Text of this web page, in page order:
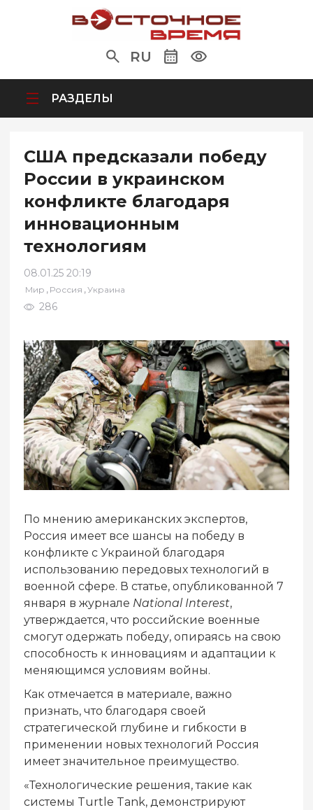
RU
РАЗДЕЛЫ
США предсказали победу
России в украинском
конфликте благодаря
инновационным
технологиям
08.01.25 20:19
Мир , Россия ,Украина
286
По мнению американских экспертов,
Россия имеет все шансы на победу в
конфликте с Украиной благодаря
использованию передовых технологий в
военной сфере. В статье, опубликованной 7
января в журнале National Interest,
утверждается, что российские военные
смогут одержать победу, опираясь на свою
способность к инновациям и адаптации к
меняющимся условиям войны.
Как отмечается в материале, важно
признать, что благодаря своей
стратегической глубине и гибкости в
применении новых технологий Россия
имеет значительное преимущество.
«Технологические решения, такие как
системы Turtle Tank, демонстрируют